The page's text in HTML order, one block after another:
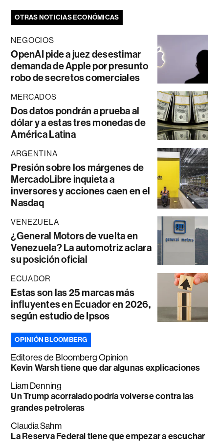
OTRAS NOTICIAS ECONÓMICAS
NEGOCIOS
OpenAI pide a juez desestimar
demanda de Apple por presunto
robo de secretos comerciales
MERCADOS
Dos datos pondrán a prueba al
dólar y a estas tres monedas de
América Latina
ARGENTINA
Presión sobre los márgenes de
MercadoLibre inquieta a
inversores y acciones caen en el
Nasdaq
VENEZUELA
¿General Motors de vuelta en
Venezuela? La automotriz aclara
su posición oficial
ECUADOR
Estas son las 25 marcas más
influyentes en Ecuador en 2026,
según estudio de Ipsos
OPINIÓN BLOOMBERG
Editores de Bloomberg Opinion
Kevin Warsh tiene que dar algunas explicaciones
Liam Denning
Un Trump acorralado podría volverse contra las
grandes petroleras
Claudia Sahm
La Reserva Federal tiene que empezar a escuchar